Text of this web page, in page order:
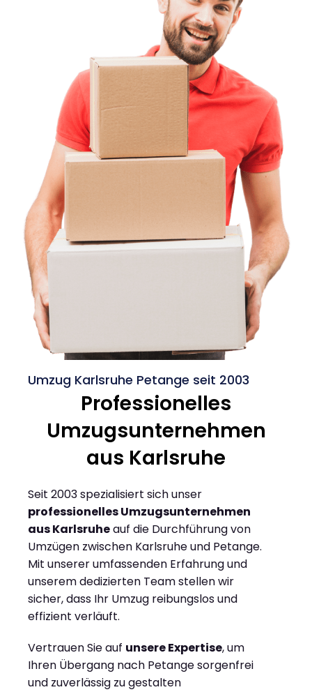
Umzug Karlsruhe Petange seit 2003
Professionelles
Umzugsunternehmen
aus Karlsruhe
Seit 2003 spezialisiert sich unser
professionelles Umzugsunternehmen
aus Karlsruheauf die Durchführung von
Umzügen zwischen Karlsruhe und Petange.
Mit unserer umfassenden Erfahrung und
unserem dedizierten Team stellen wir
sicher, dass Ihr Umzug reibungslos und
effizient verläuft.
Vertrauen Sie auf unsere Expertise, um
Ihren Übergang nach Petange sorgenfrei
und zuverlässig zu gestalten